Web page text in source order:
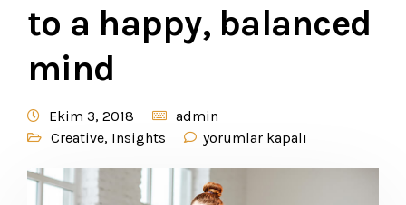
to a happy, balanced
mind
Ekim 3, 2018
admin
Creative, Insights yorumlar kapalı